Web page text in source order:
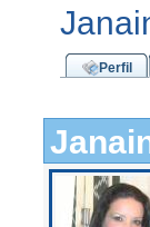
Perfil